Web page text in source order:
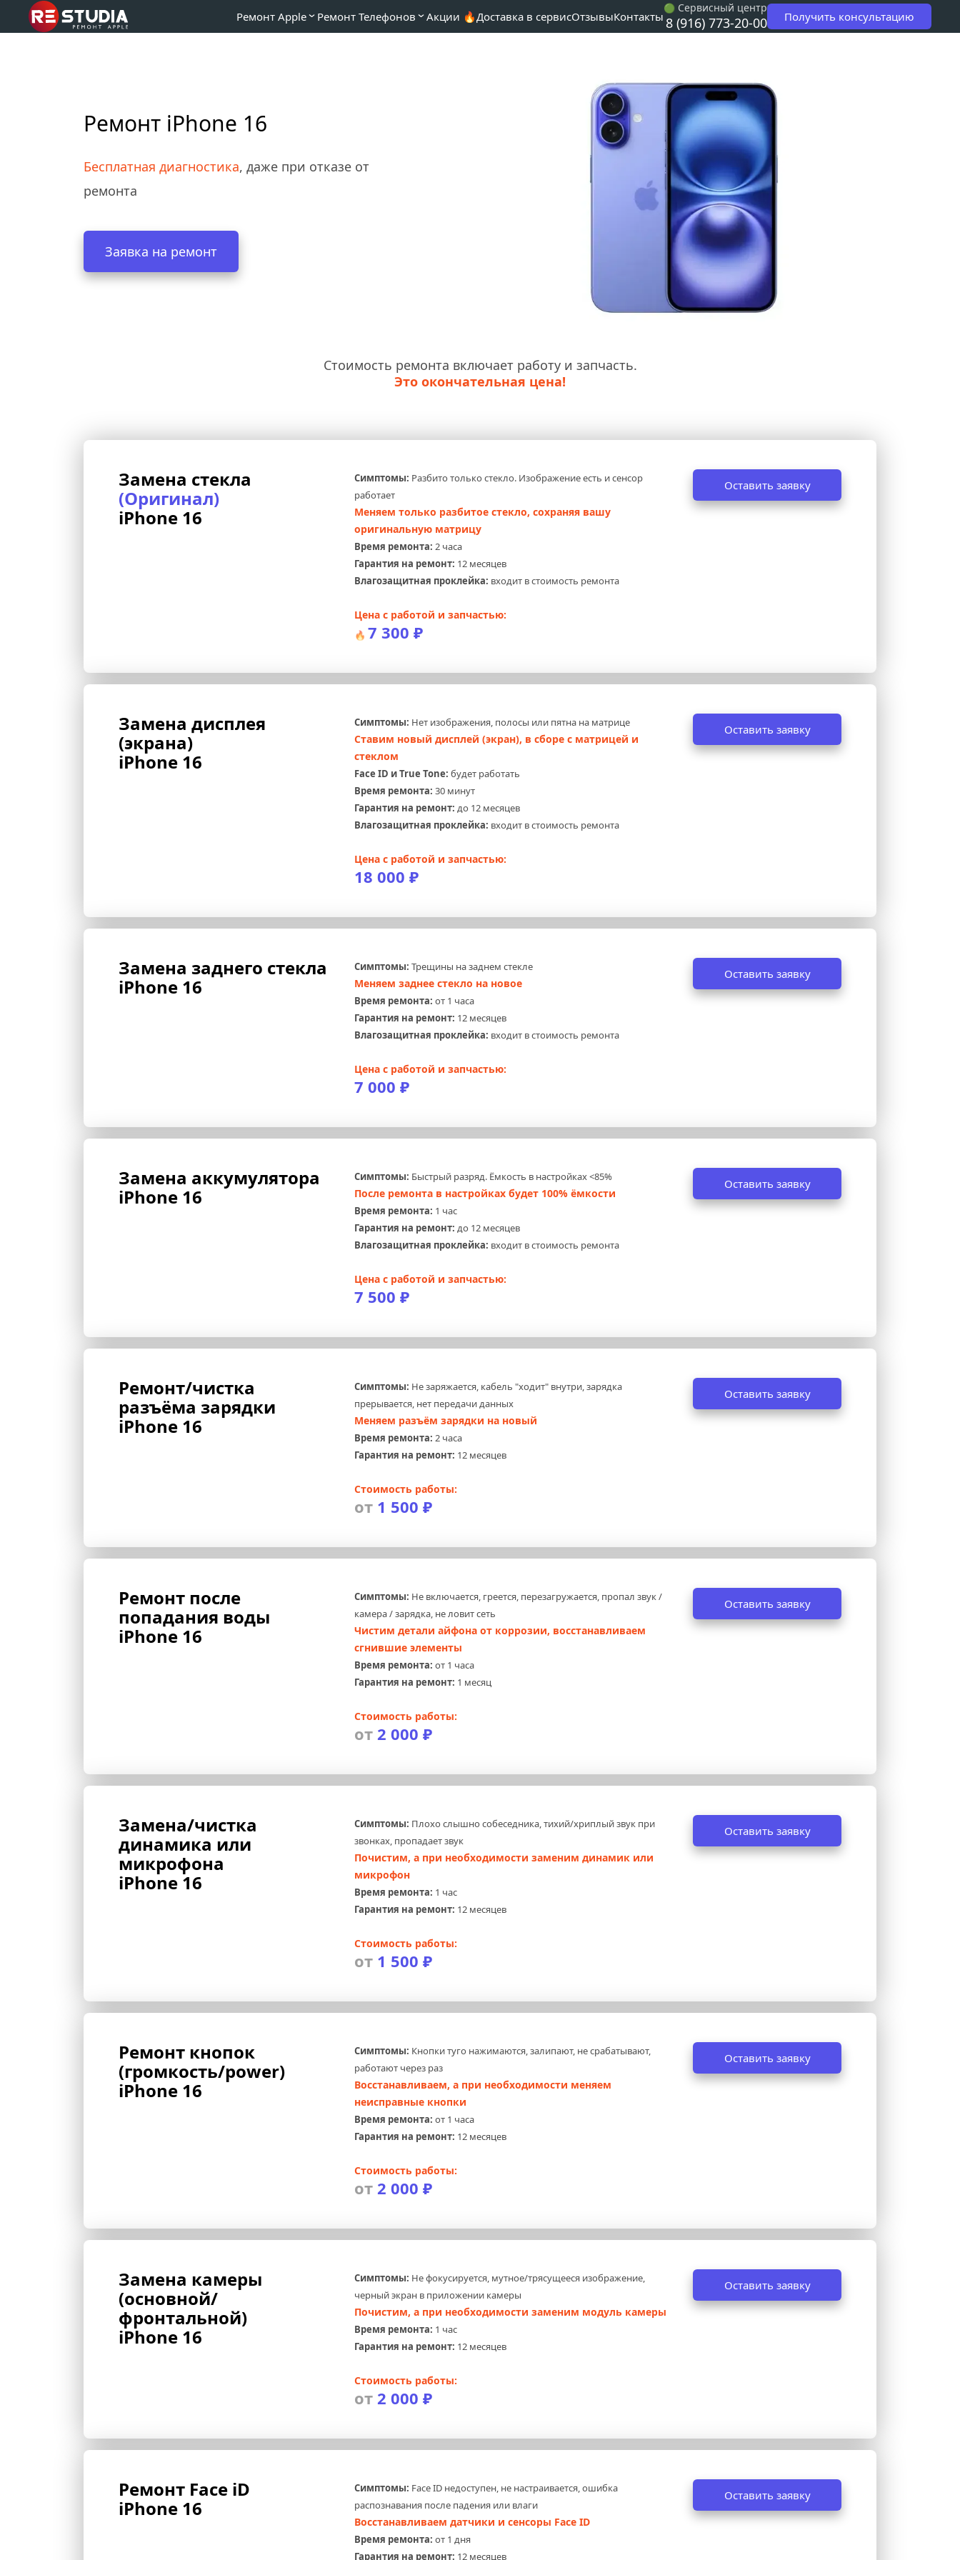
Ремонт Apple Ремонт Телефонов Акции 🔥Доставка в сервисОтзывыКонтакты
🟢 Сервисный центр
8 (916) 773-20-00 Получить консультацию
Ремонт iPhone 16
Бесплатная диагностика, даже при отказе от
ремонта
Заявка на ремонт
Стоимость ремонта включает работу и запчасть.
Это окончательная цена!
(Оригинал)
iPhone 16
Симптомы: Разбито только стекло. Изображение есть и сенсор
работает
Меняем только разбитое стекло, сохраняя вашу
оригинальную матрицу
Время ремонта: 2 часа
Гарантия на ремонт: 12 месяцев
Влагозащитная проклейка: входит в стоимость ремонта
Цена с работой и запчастью:
🔥 7 300 ₽
Оставить заявку
Замена дисплея
(экрана)
iPhone 16
Симптомы: Нет изображения, полосы или пятна на матрице
Ставим новый дисплей (экран), в сборе с матрицей и
стеклом
Face ID и True Tone: будет работать
Время ремонта: 30 минут
Гарантия на ремонт: до 12 месяцев
Влагозащитная проклейка: входит в стоимость ремонта
Цена с работой и запчастью:
18 000 ₽
Оставить заявку
Замена заднего стекла
iPhone 16
Симптомы: Трещины на заднем стекле
Меняем заднее стекло на новое
Время ремонта: от 1 часа
Гарантия на ремонт: 12 месяцев
Влагозащитная проклейка: входит в стоимость ремонта
Цена с работой и запчастью:
7 000 ₽
Оставить заявку
Замена аккумулятора
iPhone 16
Симптомы: Быстрый разряд. Ёмкость в настройках <85%
После ремонта в настройках будет 100% ёмкости
Время ремонта: 1 час
Гарантия на ремонт: до 12 месяцев
Влагозащитная проклейка: входит в стоимость ремонта
Цена с работой и запчастью:
7 500 ₽
Оставить заявку
Ремонт/чистка
разъёма зарядки
iPhone 16
Симптомы: Не заряжается, кабель "ходит" внутри, зарядка
прерывается, нет передачи данных
Меняем разъём зарядки на новый
Время ремонта: 2 часа
Гарантия на ремонт: 12 месяцев
Стоимость работы:
от 1 500 ₽
Оставить заявку
Ремонт после
попадания воды
iPhone 16
Симптомы: Не включается, греется, перезагружается, пропал звук /
камера / зарядка, не ловит сеть
Чистим детали айфона от коррозии, восстанавливаем
сгнившие элементы
Время ремонта: от 1 часа
Гарантия на ремонт: 1 месяц
Стоимость работы:
от 2 000 ₽
Оставить заявку
Замена/чистка
динамика или
микрофона
iPhone 16
Симптомы: Плохо слышно собеседника, тихий/хриплый звук при
звонках, пропадает звук
Почистим, а при необходимости заменим динамик или
микрофон
Время ремонта: 1 час
Гарантия на ремонт: 12 месяцев
Стоимость работы:
от 1 500 ₽
Оставить заявку
Ремонт кнопок
(громкость/power)
iPhone 16
Симптомы: Кнопки туго нажимаются, залипают, не срабатывают,
работают через раз
Восстанавливаем, а при необходимости меняем
неисправные кнопки
Время ремонта: от 1 часа
Гарантия на ремонт: 12 месяцев
Стоимость работы:
от 2 000 ₽
Оставить заявку
Замена камеры
(основной/
фронтальной)
iPhone 16
Симптомы: Не фокусируется, мутное/трясущееся изображение,
черный экран в приложении камеры
Почистим, а при необходимости заменим модуль камеры
Время ремонта: 1 час
Гарантия на ремонт: 12 месяцев
Стоимость работы:
от 2 000 ₽
Оставить заявку
Ремонт Face iD
iPhone 16
Симптомы: Face ID недоступен, не настраивается, ошибка
распознавания после падения или влаги
Восстанавливаем датчики и сенсоры Face ID
Время ремонта: от 1 дня
Гарантия на ремонт: 12 месяцев
Оставить заявку